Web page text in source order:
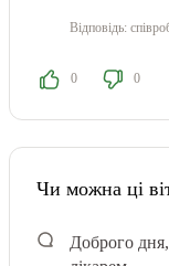
Відповідь:
0 0
Чи можна ці
Доброго